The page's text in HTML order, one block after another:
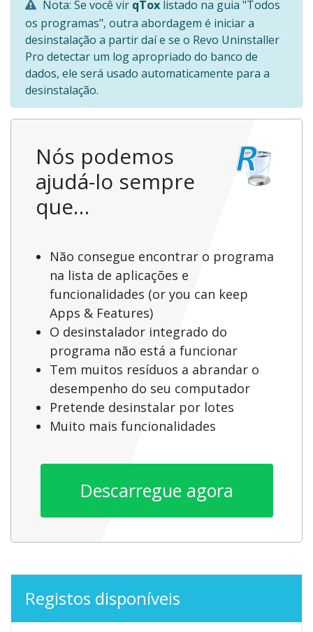
Nota: Se você vir qTox listado na guia "Todos
os programas", outra abordagem é iniciar a
desinstalação a partir daí e se o Revo Uninstaller
Pro detectar um log apropriado do banco de
dados, ele será usado automaticamente para a
desinstalação.
Nós podemos
ajudá-lo sempre
que…
Não consegue encontrar o programa
na lista de aplicações e
funcionalidades (or you can keep
Apps & Features)
O desinstalador integrado do
programa não está a funcionar
Tem muitos resíduos a abrandar o
desempenho do seu computador
Pretende desinstalar por lotes
Muito mais funcionalidades
Descarregue agora
Registos disponíveis